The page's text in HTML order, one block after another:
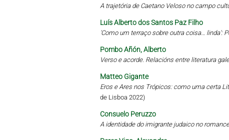
A trajetória de Caetano Veloso no campo
Luís Alberto dos Santos Paz Filho
'Como um terraço sobre outra coisa… linda':
Pombo Añón, Alberto
Verso e acorde. Relacións entre literatura
Matteo Gigante
Eros e Ares nos Trópicos: como uma certa
de Lisboa 2022)
Consuelo Peruzzo
A identidade do imigrante judaico no